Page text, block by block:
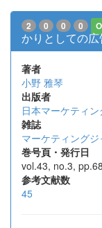
2 0 0 0
かりとしての
著者
小野 雅琴
出版者
日本マーケティン
雑誌
マーケティング
巻号頁・発行日
vol.43, no.3,
参考文献数
45